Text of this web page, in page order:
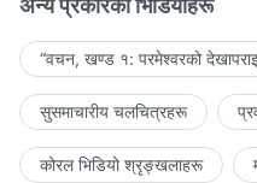
अन्य प्रकारका भिडियोहरू
“वचन, खण्ड १: परमेश्‍वरको
सुसमाचारीय चलचित्रहरू
कोरल भिडियो श्रृङ्खलाहरू